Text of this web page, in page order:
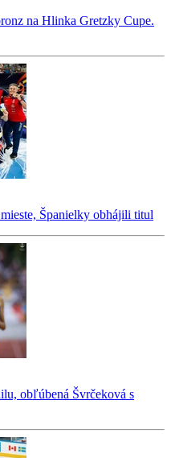
na Hlinka Gretzky Cupe.
Španielky obhájili titul
obľúbená Švrčeková s